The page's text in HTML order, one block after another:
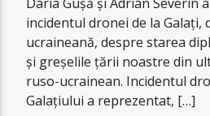
incidentul dronei de la Galați,
ucraineană, despre starea
și greșelile țării noastre din
ruso-ucrainean. Incidentul
Galațiului a reprezentat, […]